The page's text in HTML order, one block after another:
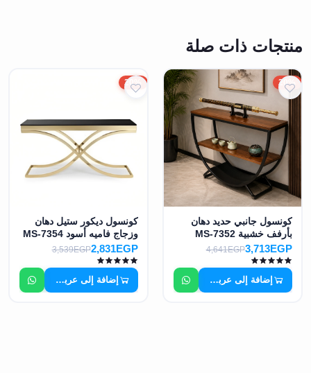
منتجات ذات صلة
20%
كونسول جانبي حديد دهان
بأرفف خشبية MS-7352
3,713EGP
4,641EGP
إضافة إلى عربة التسوق
20%
كونسول ديكور ستيل دهان
وزجاج فاميه أسود MS-7354
2,831EGP
3,539EGP
إضافة إلى عربة التسوق